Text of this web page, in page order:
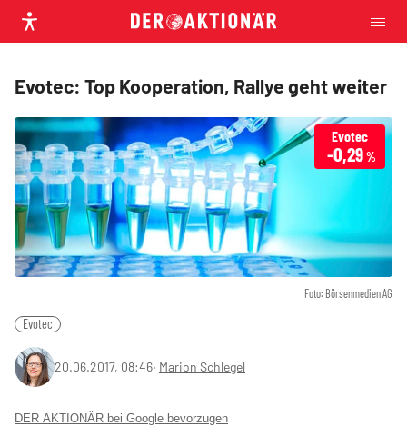
Evotec: Top Kooperation, Rallye geht weiter
Foto: Börsenmedien AG
Evotec
-0,29%
Evotec
20.06.2017, 08:46‧ Marion Schlegel
DER AKTIONÄR bei Google bevorzugen